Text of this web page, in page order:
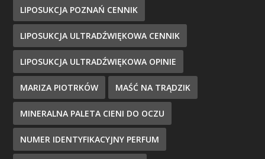
LIPOSUKCJA POZNAŃ CENNIK
LIPOSUKCJA ULTRADŹWIĘKOWA CENNIK
LIPOSUKCJA ULTRADŹWIĘKOWA OPINIE
MARIZA PIOTRKÓW MAŚĆ NA TRĄDZIK
MINERALNA PALETA CIENI DO OCZU
NUMER IDENTYFIKACYJNY PERFUM